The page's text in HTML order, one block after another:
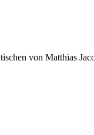
Matthias